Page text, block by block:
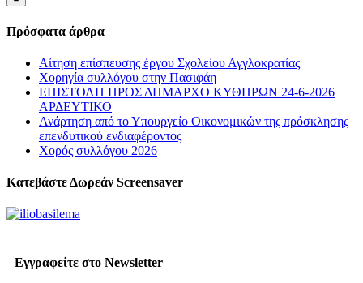
Πρόσφατα άρθρα
Αίτηση επίσπευσης έργου Σχολείου Αγγλοκρατίας
Χορηγία συλλόγου στην Πασιφάη
ΕΠΙΣΤΟΛΗ ΠΡΟΣ ΔΗΜΑΡΧΟ ΚΥΘΗΡΩΝ 24-6-2026
ΑΡΔΕΥΤΙΚΟ
Ανάρτηση από το Υπουργείο Οικονομικών της πρόσκλησης
επενδυτικού ενδιαφέροντος
Χορός συλλόγου 2026
Κατεβάστε Δωρεάν Screensaver
Εγγραφείτε στο Newsletter